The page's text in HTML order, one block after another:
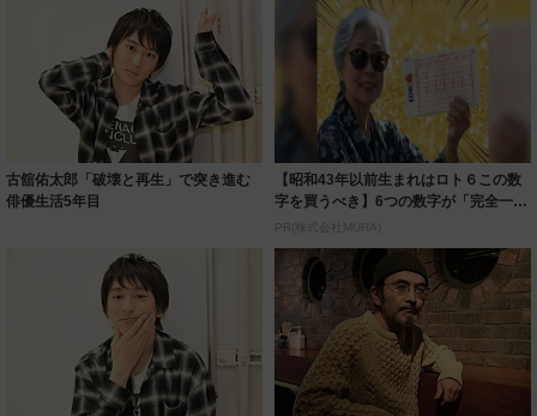
古舘佑太郎「破壊と再生」で突き進む
俳優生活5年目
【昭和43年以前生まれはロト６この数
字を買うべき】6つの数字が「完全一
致」する方...
PR(株式会社MURA)